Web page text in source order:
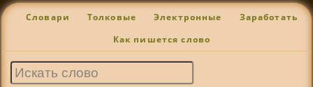
Словари Толковые Электронные Заработать
Как пишется слово